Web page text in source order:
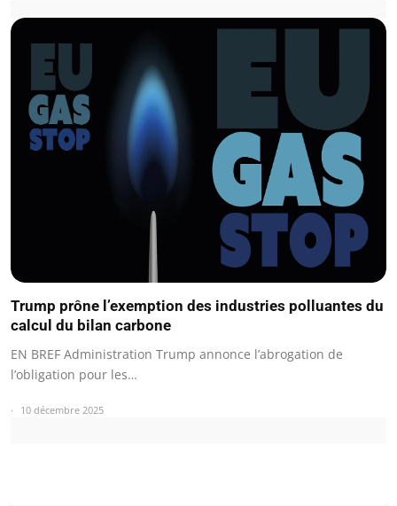
Trump prône l’exemption des industries polluantes du
calcul du bilan carbone
EN BREF Administration Trump annonce l’abrogation de
l’obligation pour les…
10 décembre 2025